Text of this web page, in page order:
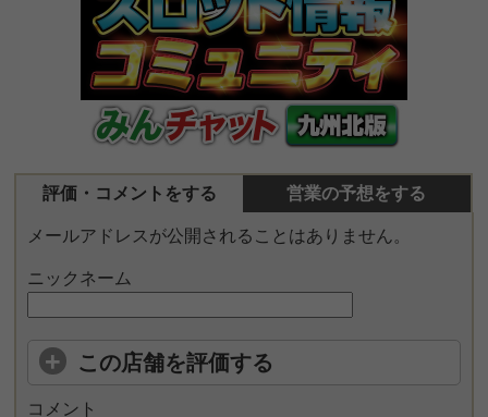
評価・コメントをする 営業の予想をする
メールアドレスが公開されることはありません。
ニックネーム
この店舗を評価する
コメント